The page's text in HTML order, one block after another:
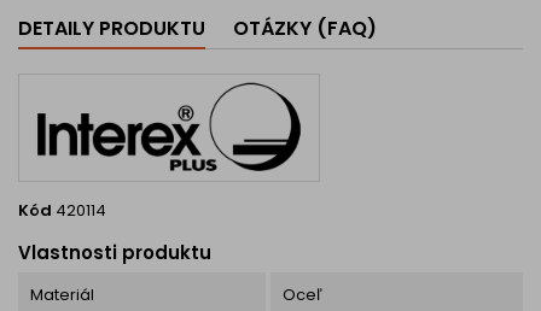
ale aj počas každodenného
používania. 1. Skoncujte so...
tašky, uteráky či doplnky.
Lesklý chróm dodáva
vešiaku...
DETAILY PRODUKTU OTÁZKY (FAQ)
Kód 420114
Vlastnosti produktu
Materiál Oceľ